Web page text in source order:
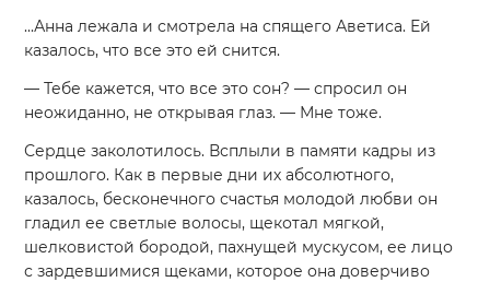
...Анна лежала и смотрела на спящего Аветиса. Ей
казалось, что все это ей снится.
— Тебе кажется, что все это сон? — спросил он
неожиданно, не открывая глаз. — Мне тоже.
Сердце заколотилось. Всплыли в памяти кадры из
прошлого. Как в первые дни их абсолютного,
казалось, бесконечного счастья молодой любви он
гладил ее светлые волосы, щекотал мягкой,
шелковистой бородой, пахнущей мускусом, ее лицо
с зардевшимися щеками, которое она доверчиво